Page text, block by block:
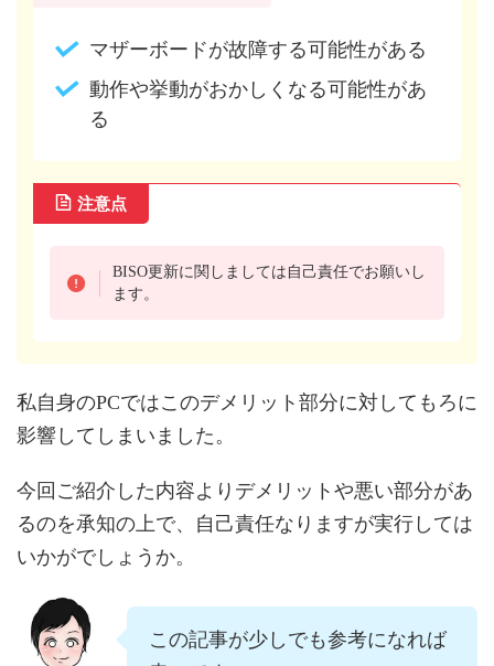
マザーボードが故障する可能性がある
動作や挙動がおかしくなる可能性があ
る
注意点
BISO更新に関しましては自己責任でお願いし
ます。
私自身のPCではこのデメリット部分に対してもろに
影響してしまいました。
今回ご紹介した内容よりデメリットや悪い部分があ
るのを承知の上で、自己責任なりますが実行しては
いかがでしょうか。
この記事が少しでも参考になれば